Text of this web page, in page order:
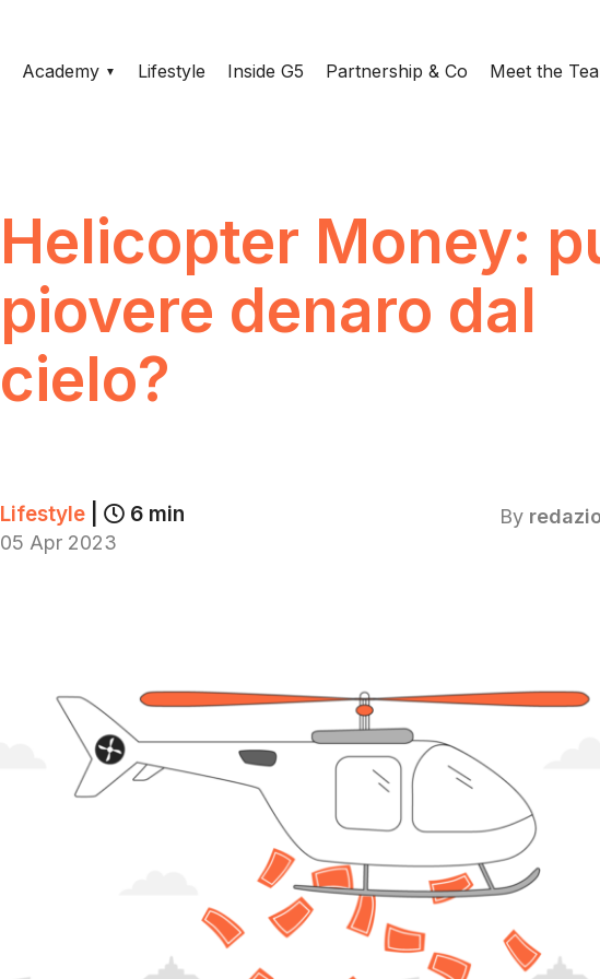
Academy Lifestyle Inside G5 Partnership & Co Meet the
Helicopter Money:
piovere denaro dal
cielo?
Lifestyle 6 min
05 Apr 2023
By